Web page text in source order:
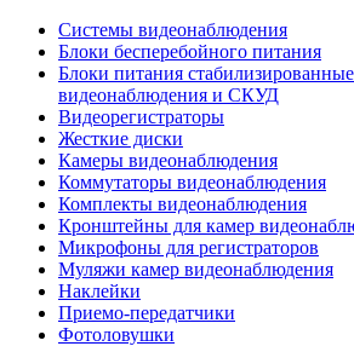
Системы видеонаблюдения
Блоки бесперебойного питания
Блоки питания
видеонаблюдения и СКУД
Видеорегистраторы
Жесткие диски
Камеры видеонаблюдения
Коммутаторы видеонаблюдения
Комплекты видеонаблюдения
Кронштейны для камер
Микрофоны для регистраторов
Муляжи камер видеонаблюдения
Наклейки
Приемо-передатчики
Фотоловушки